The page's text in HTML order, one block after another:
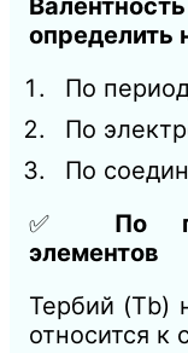
определить
По
По
По
✅ По
элементов
Тербий (Tb)
относится к